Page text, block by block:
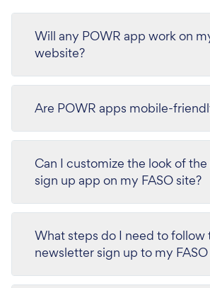
Will any POWR app work on
website?
Are POWR apps mobile-
Can I customize the look of
sign up app on my FASO site?
What steps do I need to follow
newsletter sign up to my FASO